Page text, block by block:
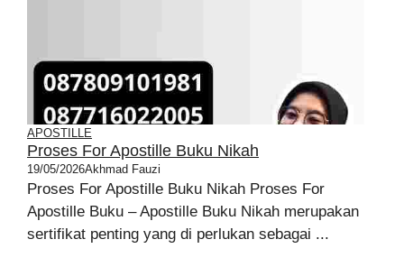
APOSTILLE
Proses For Apostille Buku Nikah
19/05/2026Akhmad Fauzi
Proses For Apostille Buku Nikah Proses For
Apostille Buku – Apostille Buku Nikah merupakan
sertifikat penting yang di perlukan sebagai ...